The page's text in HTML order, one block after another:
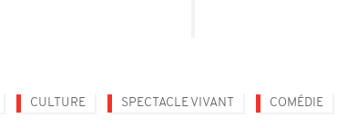
CULTURE SPECTACLE VIVANT COMÉDIE